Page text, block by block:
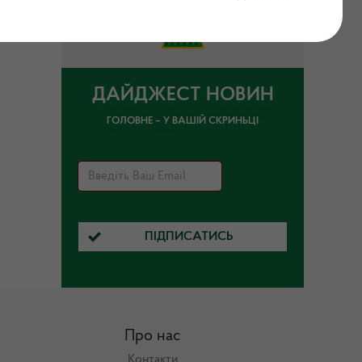
ДАЙДЖЕСТ НОВИН
ГОЛОВНЕ – У ВАШІЙ СКРИНЬЦІ
ПІДПИСАТИСЬ
Про нас